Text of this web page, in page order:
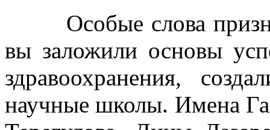
Особые слова
вы заложили основы
здравоохранения,
научные школы. Имена